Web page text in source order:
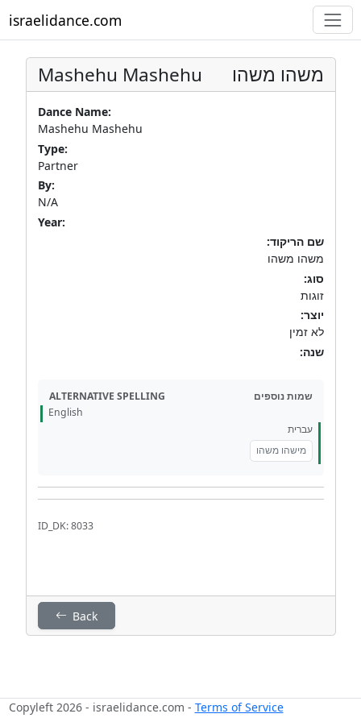
israelidance.com
Mashehu Mashehu משהו משהו
Dance Name:
Mashehu Mashehu
Type:
Partner
By:
N/A
Year:
שם הריקוד:
משהו משהו
סוג:
זוגות
יוצר:
לא זמין
שנה:
ALTERNATIVE SPELLING
שמות נוספים
English
עברית
מישהו משהו
ID_DK: 8033
Back
Copyleft 2026 - israelidance.com - Terms of Service